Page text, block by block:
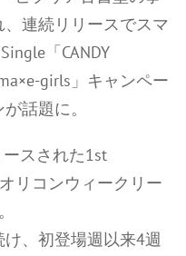
連続リリースでスマ
「CANDY
girls」キャンペー
話題に。
スされた1st
リコンウィークリー
、初登場週以来4週